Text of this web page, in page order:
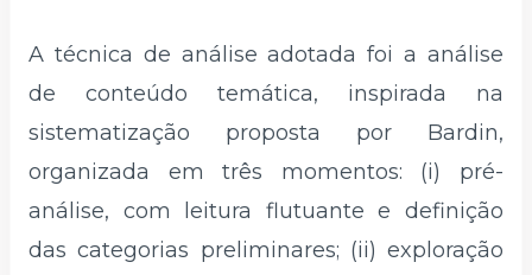
A técnica de análise adotada foi a análise
de conteúdo temática, inspirada na
sistematização proposta por Bardin,
organizada em três momentos: (i) pré-
análise, com leitura flutuante e definição
das categorias preliminares; (ii) exploração